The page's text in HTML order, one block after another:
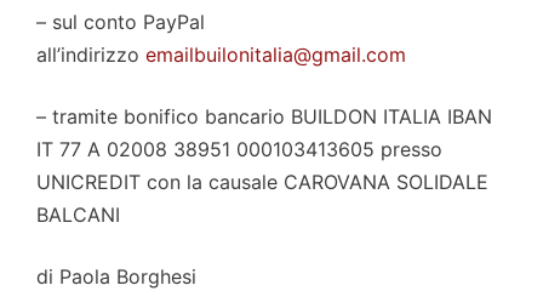
– sul conto PayPal
all’indirizzo emailbuilonitalia@gmail.com
– tramite bonifico bancario BUILDON ITALIA IBAN
IT 77 A 02008 38951 000103413605 presso
UNICREDIT con la causale CAROVANA SOLIDALE
BALCANI
di Paola Borghesi